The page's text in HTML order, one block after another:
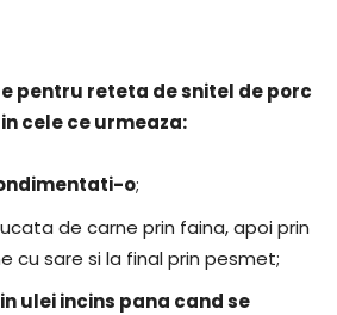
pentru reteta de snitel de porc
cele ce urmeaza:
o;
de carne prin faina, apoi prin
cu sare si la final prin pesmet;
ulei incins pana cand se